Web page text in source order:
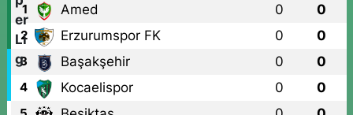
1 Amed 0 0
2 Erzurumspor FK 0 0
3 Başakşehir 0 0
4 Kocaelispor 0 0